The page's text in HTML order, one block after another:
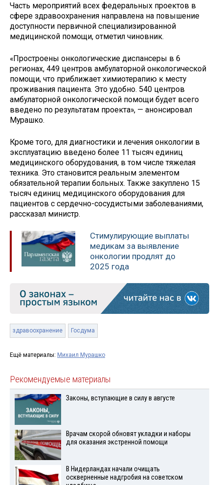
Часть мероприятий всех федеральных проектов в
сфере здравоохранения направлена на повышение
доступности первичной специализированной
медицинской помощи, отметил чиновник.
«Простроены онкологические диспансеры в 6
регионах, 449 центров амбулаторной онкологической
помощи, что приближает химиотерапию к месту
проживания пациента. Это удобно. 540 центров
амбулаторной онкологической помощи будет всего
введено по результатам проекта», — анонсировал
Мурашко.
Кроме того, для диагностики и лечения онкологии в
эксплуатацию введено более 11 тысяч единиц
медицинского оборудования, в том числе тяжелая
техника. Это становится реальным элементом
обязательной терапии больных. Также закуплено 15
тысяч единиц медицинского оборудования для
пациентов с сердечно-сосудистыми заболеваниями,
рассказал министр.
Стимулирующие выплаты
медикам за выявление
онкологии продлят до
2025 года
здравоохранение Госдума
Ещё материалы: Михаил Мурашко
Рекомендуемые материалы
Законы, вступающие в силу в августе
Врачам скорой обновят укладки и наборы
для оказания экстренной помощи
В Нидерландах начали очищать
оскверненные надгробия на советском